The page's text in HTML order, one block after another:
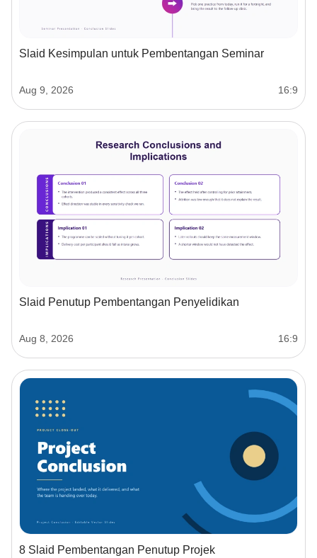
Slaid Kesimpulan untuk Pembentangan Seminar
Aug 9, 2026 16:9
Slaid Penutup Pembentangan Penyelidikan
Aug 8, 2026 16:9
8 Slaid Pembentangan Penutup Projek